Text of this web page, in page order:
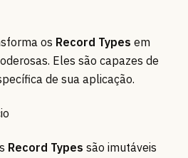
os Record Types em
Eles são capazes de
de sua aplicação.
Record Types são imutáveis